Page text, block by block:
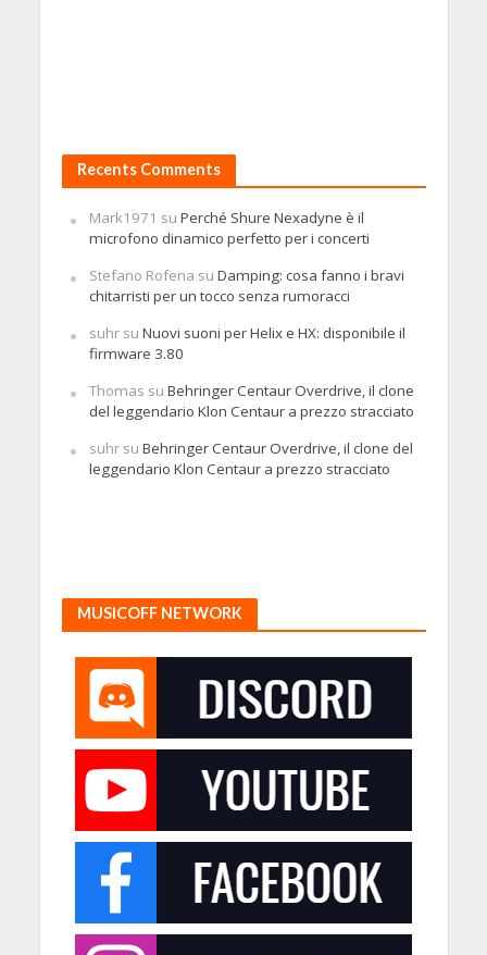
Recents Comments
Mark1971 su Perché Shure Nexadyne è il
microfono dinamico perfetto per i concerti
Stefano Rofena su Damping: cosa fanno i bravi
chitarristi per un tocco senza rumoracci
suhrsu Nuovi suoni per Helix e HX: disponibile il
firmware 3.80
Thomas su Behringer Centaur Overdrive, il clone
del leggendario Klon Centaur a prezzo stracciato
suhrsu Behringer Centaur Overdrive, il clone del
leggendario Klon Centaur a prezzo stracciato
MUSICOFF NETWORK